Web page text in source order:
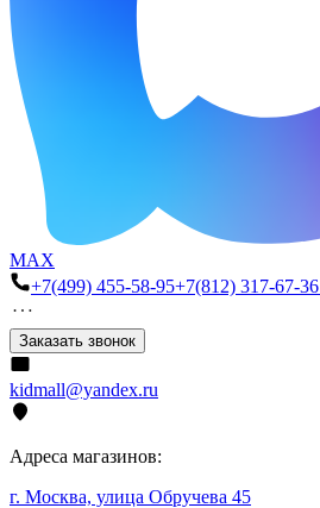
MAX
+7(499) 455-58-95+7(812) 317-67-36
Заказать звонок
kidmall@yandex.ru
Адреса магазинов:
г. Москва, улица Обручева 45